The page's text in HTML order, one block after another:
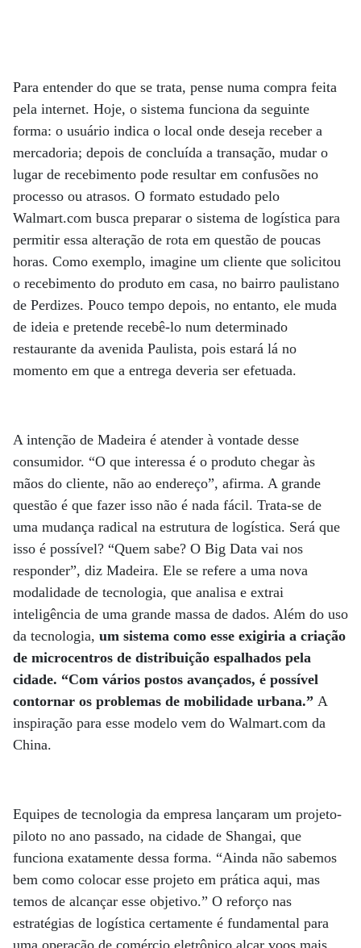
Para entender do que se trata, pense numa compra feita
pela internet. Hoje, o sistema funciona da seguinte
forma: o usuário indica o local onde deseja receber a
mercadoria; depois de concluída a transação, mudar o
lugar de recebimento pode resultar em confusões no
processo ou atrasos. O formato estudado pelo
Walmart.com busca preparar o sistema de logística para
permitir essa alteração de rota em questão de poucas
horas. Como exemplo, imagine um cliente que solicitou
o recebimento do produto em casa, no bairro paulistano
de Perdizes. Pouco tempo depois, no entanto, ele muda
de ideia e pretende recebê-lo num determinado
restaurante da avenida Paulista, pois estará lá no
momento em que a entrega deveria ser efetuada.
A intenção de Madeira é atender à vontade desse
consumidor. “O que interessa é o produto chegar às
mãos do cliente, não ao endereço”, afirma. A grande
questão é que fazer isso não é nada fácil. Trata-se de
uma mudança radical na estrutura de logística. Será que
isso é possível? “Quem sabe? O Big Data vai nos
responder”, diz Madeira. Ele se refere a uma nova
modalidade de tecnologia, que analisa e extrai
inteligência de uma grande massa de dados. Além do uso
da tecnologia, um sistema como esse exigiria a criação
de microcentros de distribuição espalhados pela
cidade. “Com vários postos avançados, é possível
contornar os problemas de mobilidade urbana.” A
inspiração para esse modelo vem do Walmart.com da
China.
Equipes de tecnologia da empresa lançaram um projeto-
piloto no ano passado, na cidade de Shangai, que
funciona exatamente dessa forma. “Ainda não sabemos
bem como colocar esse projeto em prática aqui, mas
temos de alcançar esse objetivo.” O reforço nas
estratégias de logística certamente é fundamental para